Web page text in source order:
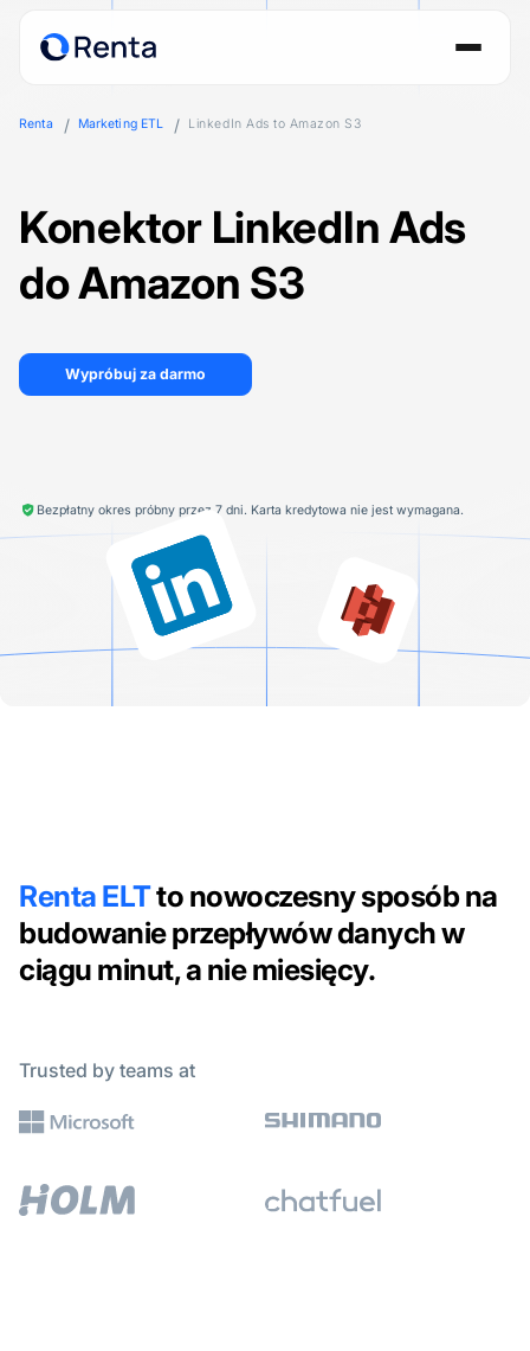
Renta Marketing ETL LinkedIn Ads to Amazon S3
Konektor LinkedIn Ads
do Amazon S3
Wypróbuj za darmo
Bezpłatny okres próbny przez 7 dni. Karta kredytowa nie jest wymagana.
Renta ELTto nowoczesny sposób na
budowanie przepływów danych w
ciągu minut, a nie miesięcy.
Trusted by teams at